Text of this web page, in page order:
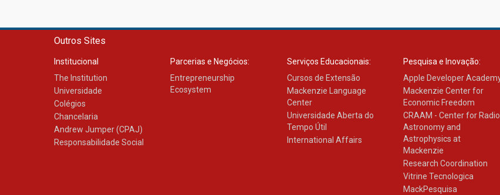
Outros Sites
Institucional
The Institution
Universidade
Colégios
Chancelaria
Andrew Jumper (CPAJ)
Responsabilidade Social
Parcerias e Negócios:
Entrepreneurship
Ecosystem
Serviços Educacionais:
Cursos de Extensão
Mackenzie Language
Center
Universidade Aberta do
Tempo Útil
International Affairs
Pesquisa e Inovação:
Apple Developer
Mackenzie Center for
Economic Freedom
CRAAM - Center for Radio
Astronomy and
Astrophysics at
Mackenzie
Research Coordination
Vitrine Tecnologica
MackPesquisa